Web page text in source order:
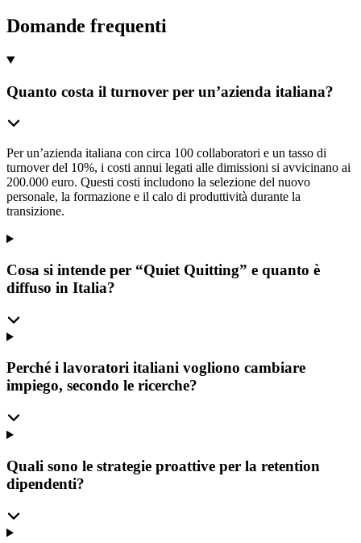
Domande frequenti
Quanto costa il turnover per un’azienda italiana?
Per un’azienda italiana con circa 100 collaboratori e un tasso di
turnover del 10%, i costi annui legati alle dimissioni si avvicinano ai
200.000 euro. Questi costi includono la selezione del nuovo
personale, la formazione e il calo di produttività durante la
transizione.
Cosa si intende per “Quiet Quitting” e quanto è
diffuso in Italia?
Perché i lavoratori italiani vogliono cambiare
impiego, secondo le ricerche?
Quali sono le strategie proattive per la retention
dipendenti?